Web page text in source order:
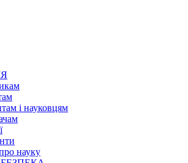
і науковцям
науку